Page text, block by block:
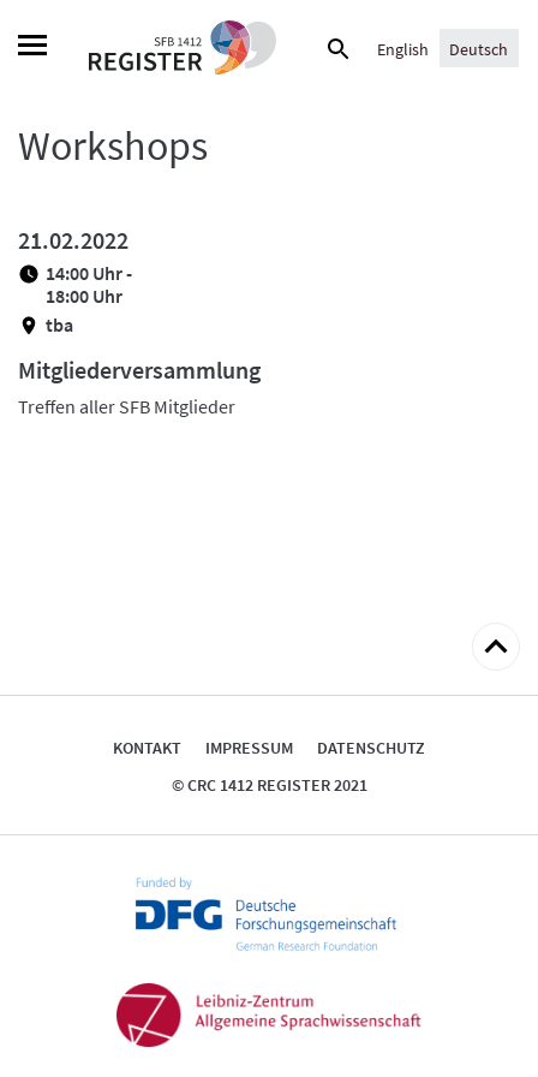
Suche
English Deutsch
Workshops
21.02.2022
14:00 Uhr -
18:00 Uhr
tba
Mitgliederversammlung
Treffen aller SFB Mitglieder
zum
KONTAKT IMPRESSUM
DATENSCHUTZ
© CRC 1412 REGISTER 2021